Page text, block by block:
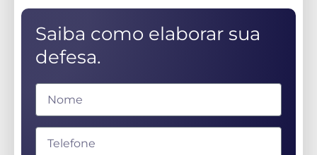
Saiba como elaborar sua
defesa.